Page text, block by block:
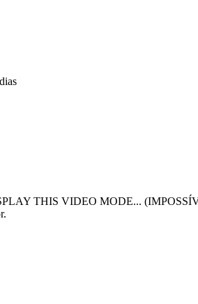
THIS VIDEO MODE...